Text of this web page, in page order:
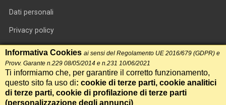
Dati personali
Privacy policy
Informativa cookie
RSS feed
RSS Top News
Contatti
Informativa Cookies ai sensi del Regolamento UE 2016/679 (GDPR) e
Provv. Garante n.229 08/05/2014 e n.231 10/06/2021
Ti informiamo che, per garantire il corretto funzionamento,
questo sito fa uso di: cookie di terze parti, cookie analitici
di terze parti, cookie di profilazione di terze parti
(personalizzazione degli annunci)